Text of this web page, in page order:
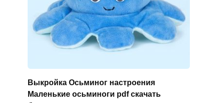
Выкройка Осьминог настроения
Маленькие осьминоги pdf скачать